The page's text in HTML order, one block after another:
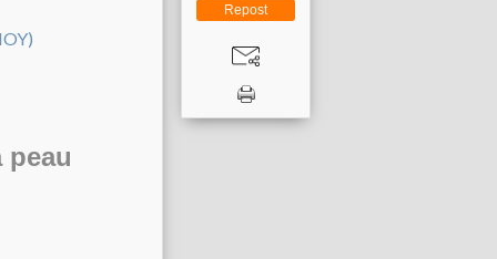
Repost